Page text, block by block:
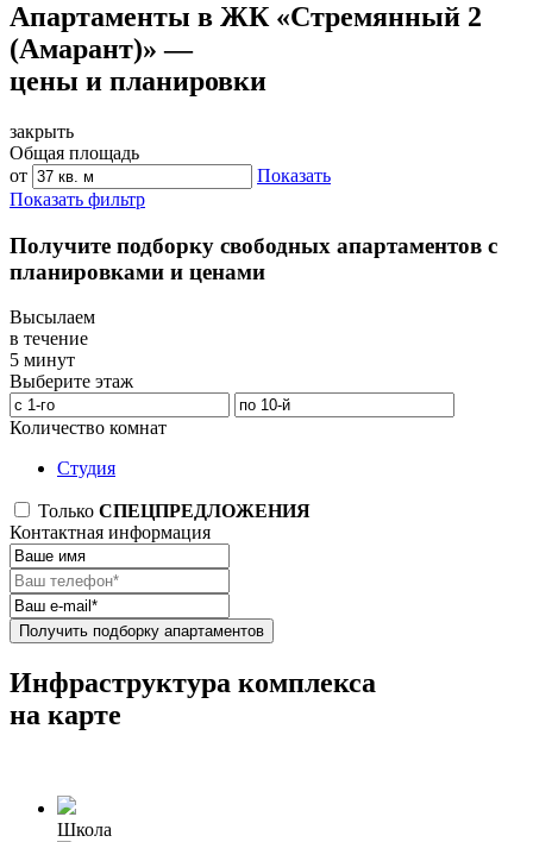
Апартаменты в ЖК «Стремянный 2
(Амарант)» —
цены и планировки
закрыть
Общая площадь
от
Показать
Показать фильтр
Получите подборку свободных апартаментов с
планировками и ценами
Высылаем
в течение
5 минут
Выберите этаж
Количество комнат
Студия
Только СПЕЦПРЕДЛОЖЕНИЯ
Контактная информация
Получить подборку апартаментов
Инфраструктура комплекса
на карте
Школа